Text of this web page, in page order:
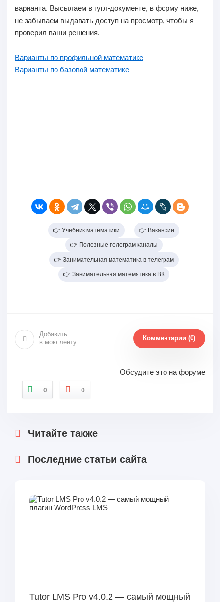
варианта. Высылаем в гугл-документе, в форму ниже,
не забываем выдавать доступ на просмотр, чтобы я
проверил ваши решения.
Варианты по профильной математике
Варианты по базовой математике
👉 Учебник математики 👉 Вакансии
👉 Полезные телеграм каналы
👉 Занимательная математика в телеграм
👉 Занимательная математика в ВК
Добавить
в мою ленту
Комментарии (0)
Обсудите это на форуме
0 0
Читайте также
Последние статьи сайта
Tutor LMS Pro v4.0.2 — самый мощный